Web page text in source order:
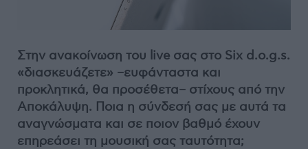
Στην ανακοίνωση του live σας στο Six d.o.g.s.
«διασκευάζετε» –ευφάνταστα και
προκλητικά, θα προσέθετα– στίχους από την
Αποκάλυψη. Ποια η σύνδεσή σας με αυτά τα
αναγνώσματα και σε ποιον βαθμό έχουν
επηρεάσει τη μουσική σας ταυτότητα;